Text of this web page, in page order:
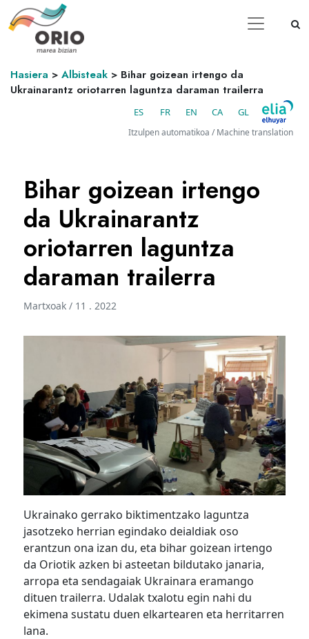
Hasiera > Albisteak > Bihar goizean irtengo da
Ukrainarantz oriotarren laguntza daraman trailerra
ES FR EN CA GL
Itzulpen automatikoa / Machine translation
Bihar goizean irtengo
da Ukrainarantz
oriotarren laguntza
daraman trailerra
Martxoak / 11 . 2022
Ukrainako gerrako biktimentzako laguntza
jasotzeko herrian egindako deialdiak oso
erantzun ona izan du, eta bihar goizean irtengo
da Oriotik azken bi asteetan bildutako janaria,
arropa eta sendagaiak Ukrainara eramango
dituen trailerra. Udalak txalotu egin nahi du
ekimena sustatu duen elkartearen eta herritarren
lana.